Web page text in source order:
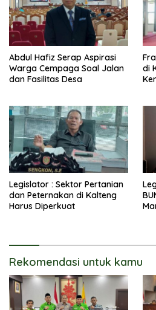
Abdul Hafiz Serap Aspirasi
Warga Cempaga Soal Jalan
dan Fasilitas Desa
di
Legislator : Sektor Pertanian
dan Peternakan di Kalteng
Harus Diperkuat
Rekomendasi untuk kamu